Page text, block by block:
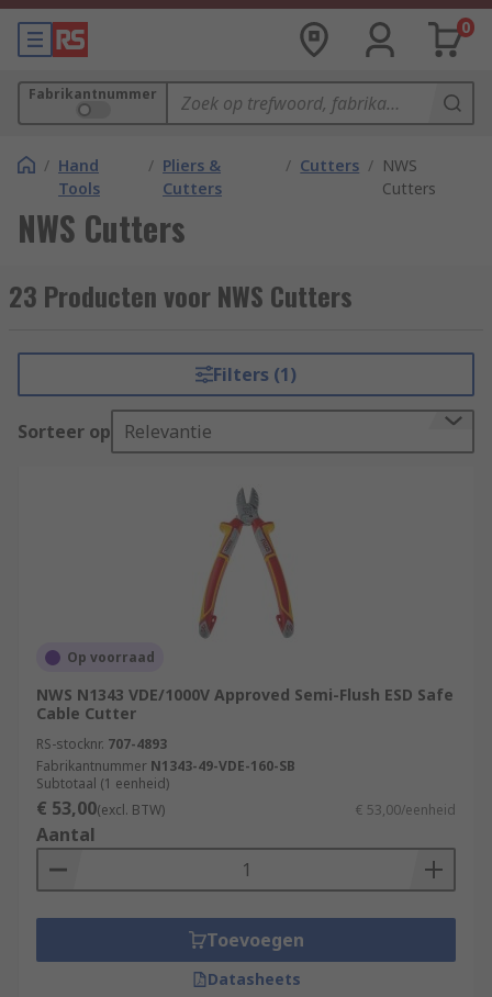
0
Fabrikantnummer
/ Hand
Tools
/ Pliers &
Cutters
/ Cutters / NWS
Cutters
NWS Cutters
23 Producten voor NWS Cutters
Filters (1)
Sorteer op Relevantie
Op voorraad
NWS N1343 VDE/1000V Approved Semi-Flush ESD Safe
Cable Cutter
RS-stocknr. 707-4893
Fabrikantnummer N1343-49-VDE-160-SB
Subtotaal (1 eenheid)
€ 53,00(excl. BTW) € 53,00/eenheid
Aantal
Toevoegen
Datasheets